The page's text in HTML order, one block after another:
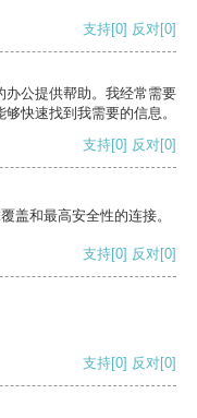
支持[0] 反对[0]
办公提供帮助。我经常需要
快速找到我需要的信息。
支持[0] 反对[0]
盖和最高安全性的连接。
支持[0] 反对[0]
支持[0] 反对[0]